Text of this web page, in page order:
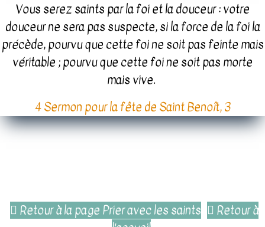
Vous serez saints par la foi et la douceur : votre
douceur ne sera pas suspecte, si la force de la foi la
précède, pourvu que cette foi ne soit pas feinte mais
véritable ; pourvu que cette foi ne soit pas morte
mais vive.
4 Sermon pour la fête de Saint Benoît, 3
Retour à la page Prier avec les saints
Retour à